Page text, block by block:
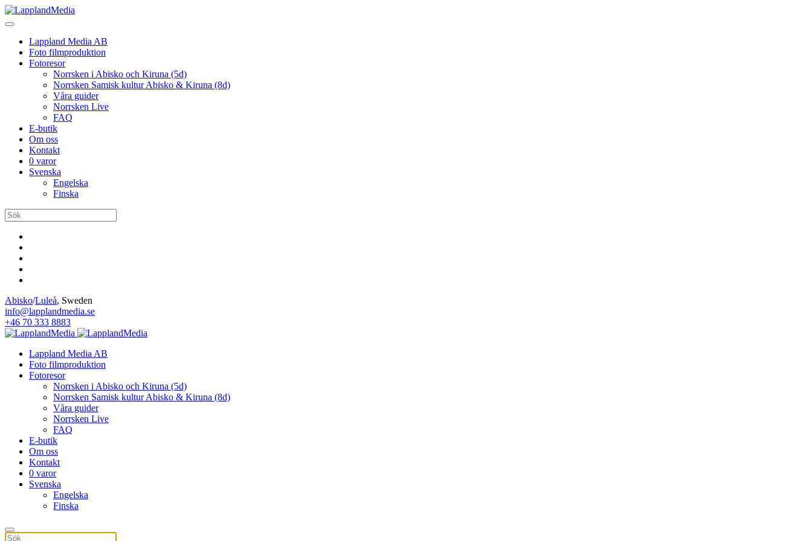
Lappland Media AB
Foto filmproduktion
Fotoresor
Norrsken i Abisko och Kiruna (5d)
Norrsken Samisk kultur Abisko & Kiruna (8d)
Våra guider
Norrsken Live
FAQ
E-butik
Om oss
Kontakt
0 varor
Svenska
Engelska
Finska
Abisko/Luleå, Sweden
info@lapplandmedia.se
+46 70 333 8883
Lappland Media AB
Foto filmproduktion
Fotoresor
Norrsken i Abisko och Kiruna (5d)
Norrsken Samisk kultur Abisko & Kiruna (8d)
Våra guider
Norrsken Live
FAQ
E-butik
Om oss
Kontakt
0 varor
Svenska
Engelska
Finska